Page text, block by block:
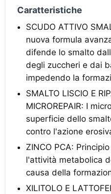
Caratteristiche
SCUDO ATTIVO
nuova formula
difende lo smalto
degli zuccheri e dai
impedendo la
SMALTO LISCIO E
MICROREPAIR: I
superficie dello
contro l'azione
ZINCO PCA:
l'attività metabolica
causa della
XILITOLO E